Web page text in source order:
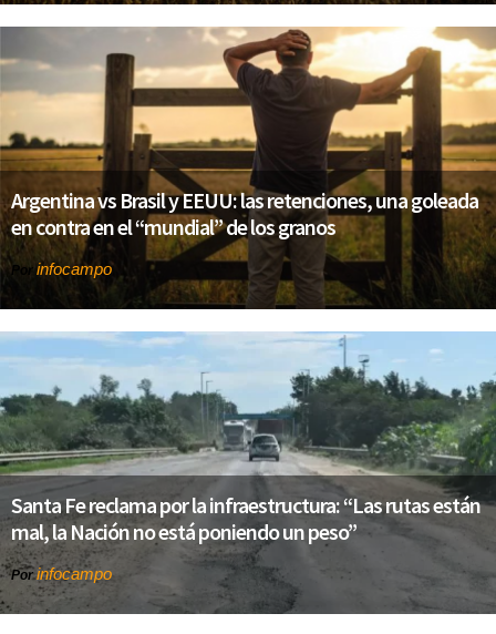
Argentina vs Brasil y EEUU: las retenciones, una goleada
en contra en el “mundial” de los granos
Por infocampo
Santa Fe reclama por la infraestructura: “Las rutas están
mal, la Nación no está poniendo un peso”
Porinfocampo